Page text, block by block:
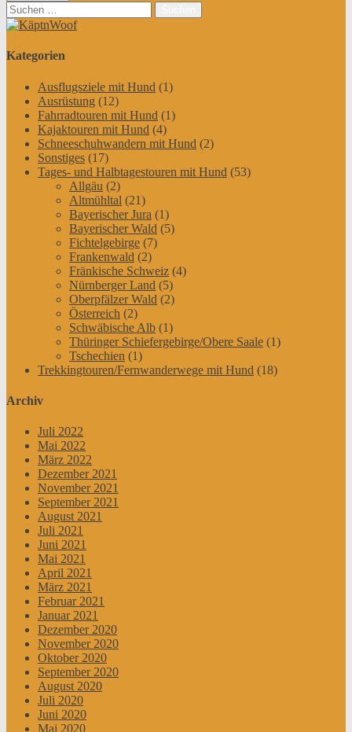
Suchen
nach:
Kategorien
Ausflugsziele mit Hund (1)
Ausrüstung (12)
Fahrradtouren mit Hund (1)
Kajaktouren mit Hund (4)
Schneeschuhwandern mit Hund (2)
Sonstiges (17)
Tages- und Halbtagestouren mit Hund (53)
Allgäu (2)
Altmühltal (21)
Bayerischer Jura (1)
Bayerischer Wald (5)
Fichtelgebirge (7)
Frankenwald (2)
Fränkische Schweiz (4)
Nürnberger Land (5)
Oberpfälzer Wald (2)
Österreich (2)
Schwäbische Alb (1)
Thüringer Schiefergebirge/Obere Saale (1)
Tschechien (1)
Trekkingtouren/Fernwanderwege mit Hund (18)
Archiv
Juli 2022
Mai 2022
März 2022
Dezember 2021
November 2021
September 2021
August 2021
Juli 2021
Juni 2021
Mai 2021
April 2021
März 2021
Februar 2021
Januar 2021
Dezember 2020
November 2020
Oktober 2020
September 2020
August 2020
Juli 2020
Juni 2020
Mai 2020